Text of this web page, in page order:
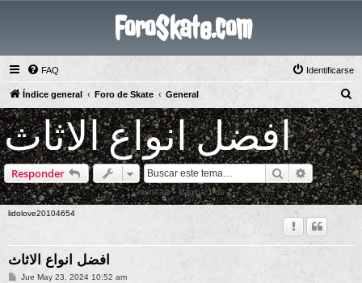
ForoSkate.com
FAQ Identificarse
Índice general Foro de Skate General
u
s
c
a
r
افضل انواع الاثاث
Responder Buscar
1 mensaje • Página1de1
lidolove20104654
افضل انواع الاثاث
M
Jue May 23, 2024 10:52 am